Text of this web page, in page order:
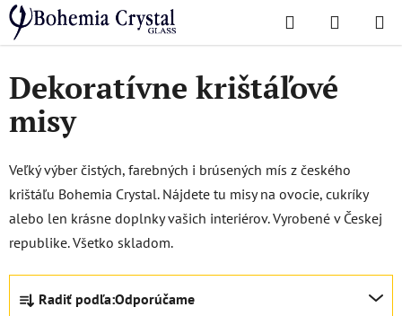
Prejsť
na
obsah
Hľadať
KOŠÍK
Domov
/ Dózy a misy Misy
Dekoratívne krištáľové
misy
Veľký výber čistých, farebných i brúsených mís z českého
krištáľu Bohemia Crystal. Nájdete tu misy na ovocie, cukríky
alebo len krásne doplnky vašich interiérov. Vyrobené v Českej
republike. Všetko skladom.
R
Radiť podľa:Odporúčame